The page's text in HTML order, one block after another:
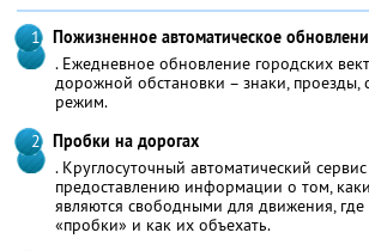
Пожизненное автоматическое
. Ежедневное обновление городских
дорожной обстановки – знаки, проезды,
режим.
Пробки на дорогах
. Круглосуточный автоматический
предоставлению информации о том,
являются свободными для движения, где
«пробки» и как их объехать.